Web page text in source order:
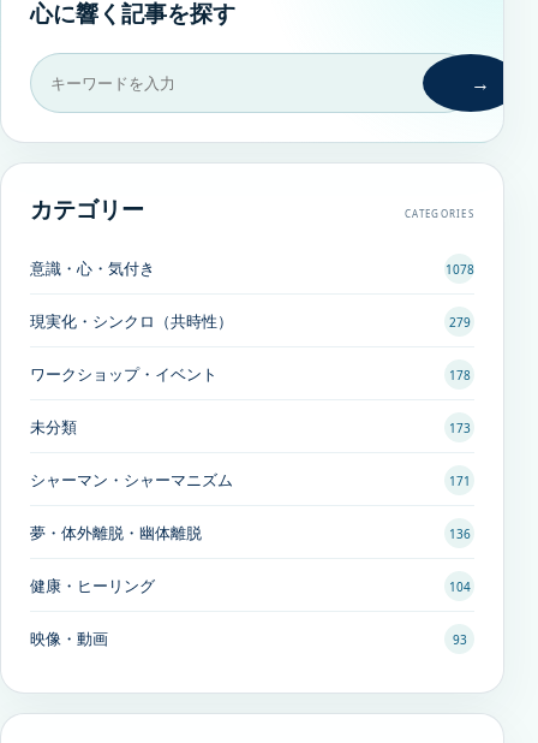
心に響く記事を探す
→
カテゴリー CATEGORIES
意識・心・気付き 1078
現実化・シンクロ（共時性） 279
ワークショップ・イベント 178
未分類 173
シャーマン・シャーマニズム 171
夢・体外離脱・幽体離脱 136
健康・ヒーリング 104
映像・動画 93